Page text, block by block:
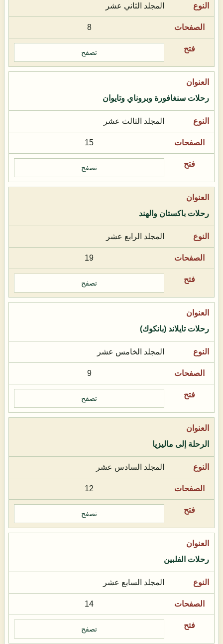
المجلد الثاني عشر
8
تصفح
رحلات سنغافورة وبروناي وتايوان
المجلد الثالث عشر
15
تصفح
رحلات باكستان والهند
المجلد الرابع عشر
19
تصفح
رحلات تايلاند (بانكوك)
المجلد الخامس عشر
9
تصفح
الرحلة إلى ماليزيا
المجلد السادس عشر
12
تصفح
رحلات الفلبين
المجلد السابع عشر
14
تصفح